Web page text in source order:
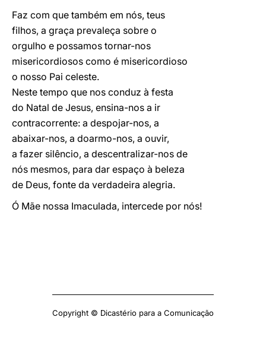
Faz com que também em nós, teus
filhos, a graça prevaleça sobre o
orgulho e possamos tornar-nos
misericordiosos como é misericordioso
o nosso Pai celeste.
Neste tempo que nos conduz à festa
do Natal de Jesus, ensina-nos a ir
contracorrente: a despojar-nos, a
abaixar-nos, a doarmo-nos, a ouvir,
a fazer silêncio, a descentralizar-nos de
nós mesmos, para dar espaço à beleza
de Deus, fonte da verdadeira alegria.
Ó Mãe nossa Imaculada, intercede por nós!
Copyright © Dicastério para a Comunicação